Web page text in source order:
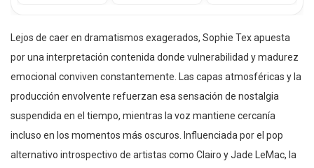
Lejos de caer en dramatismos exagerados, Sophie Tex apuesta
por una interpretación contenida donde vulnerabilidad y madurez
emocional conviven constantemente. Las capas atmosféricas y la
producción envolvente refuerzan esa sensación de nostalgia
suspendida en el tiempo, mientras la voz mantiene cercanía
incluso en los momentos más oscuros. Influenciada por el pop
alternativo introspectivo de artistas como Clairo y Jade LeMac, la